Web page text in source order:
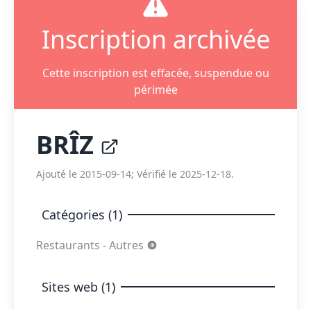
Inscription archivée
Cette inscription est effacée, suspendue ou
périmée
BRÎZ
Ajouté le 2015-09-14; Vérifié le 2025-12-18.
Catégories (1)
Restaurants - Autres
Sites web (1)